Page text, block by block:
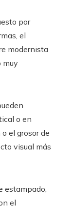
por
el
modernista
muy
o en
el grosor de
visual más
estampado,
el